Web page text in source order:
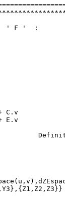
O N S   '
+ C.v
+ E.v